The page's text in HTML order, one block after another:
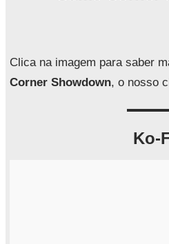
a
Clica na imagem para saber
Corner Showdown, o nosso
Ko-